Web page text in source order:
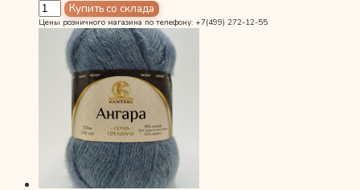
Цены розничного магазина по телефону: +7(499) 272-12-55